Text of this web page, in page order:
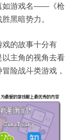
如游戏名——《枪
黑暗势力。
的故事十分有
主角的视角去看
险战斗类游戏，